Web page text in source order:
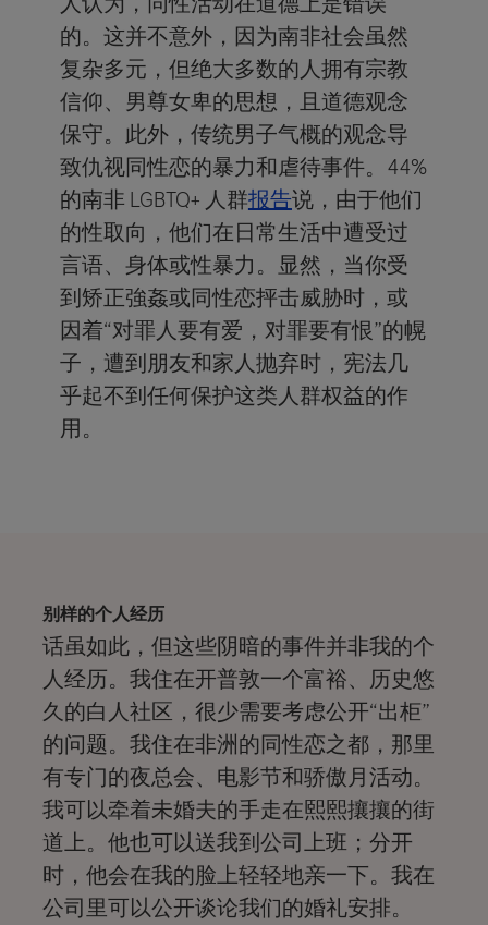
的。这并不意外，因为南非社会虽然
复杂多元，但绝大多数的人拥有宗教
信仰、男尊女卑的思想，且道德观念
保守。此外，传统男子气概的观念导
致仇视同性恋的暴力和虐待事件。44%
的南非 LGBTQ+ 人群报告说，由于他们
的性取向，他们在日常生活中遭受过
言语、身体或性暴力。显然，当你受
到矫正強姦或同性恋抨击威胁时，或
因着“对罪人要有爱，对罪要有恨”的幌
子，遭到朋友和家人抛弃时，宪法几
乎起不到任何保护这类人群权益的作
用。
别样的个人经历
话虽如此，但这些阴暗的事件并非我的个
人经历。我住在开普敦一个富裕、历史悠
久的白人社区，很少需要考虑公开“出柜”
的问题。我住在非洲的同性恋之都，那里
有专门的夜总会、电影节和骄傲月活动。
我可以牵着未婚夫的手走在熙熙攘攘的街
道上。他也可以送我到公司上班；分开
时，他会在我的脸上轻轻地亲一下。我在
公司里可以公开谈论我们的婚礼安排。